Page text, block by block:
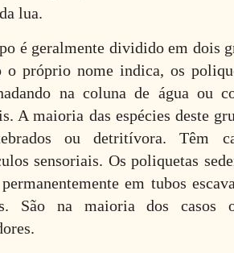
lua.
é geralmente dividido em dois
o próprio nome indica, os
na coluna de água ou
A maioria das espécies deste
ou detritívora. Têm
sensoriais. Os poliquetas
em tubos
São na maioria dos casos